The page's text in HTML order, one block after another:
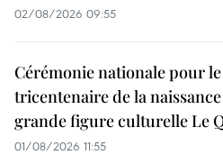
02/08/2026 09:55
Cérémonie nationale pour le
tricentenaire de la
grande figure culturelle Le
01/08/2026 11:55